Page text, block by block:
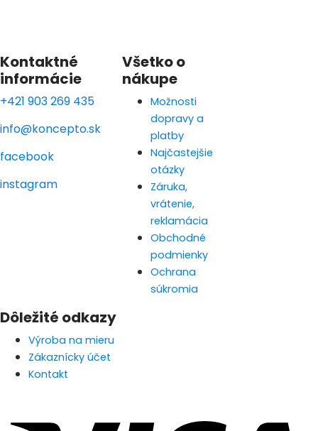
Kontaktné
informácie
+421 903 269 435
info@koncepto.sk
facebook
instagram
Všetko o
nákupe
Možnosti
dopravy a
platby
Najčastejšie
otázky
Záruka,
vrátenie,
reklamácia
Obchodné
podmienky
Ochrana
súkromia
Dôležité odkazy
Výroba na mieru
Zákaznícky účet
Kontakt